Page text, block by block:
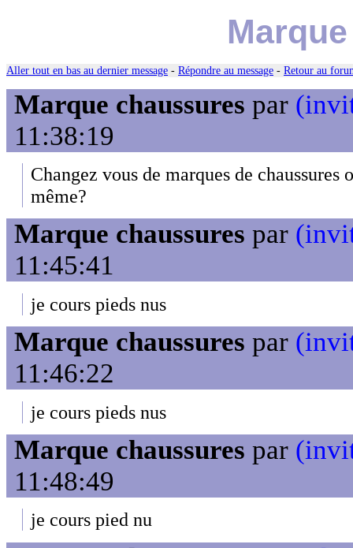
Aller tout en bas au dernier message - Répondre au message - Retour au
Marque chaussures par
11:38:19
Changez vous de marques de chaussures
même?
Marque chaussures par
11:45:41
je cours pieds nus
Marque chaussures par
11:46:22
je cours pieds nus
Marque chaussures par
11:48:49
je cours pied nu